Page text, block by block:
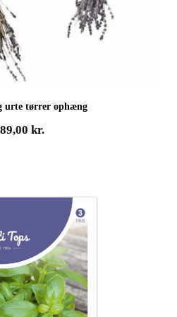
urte tørrer ophæng
kr.